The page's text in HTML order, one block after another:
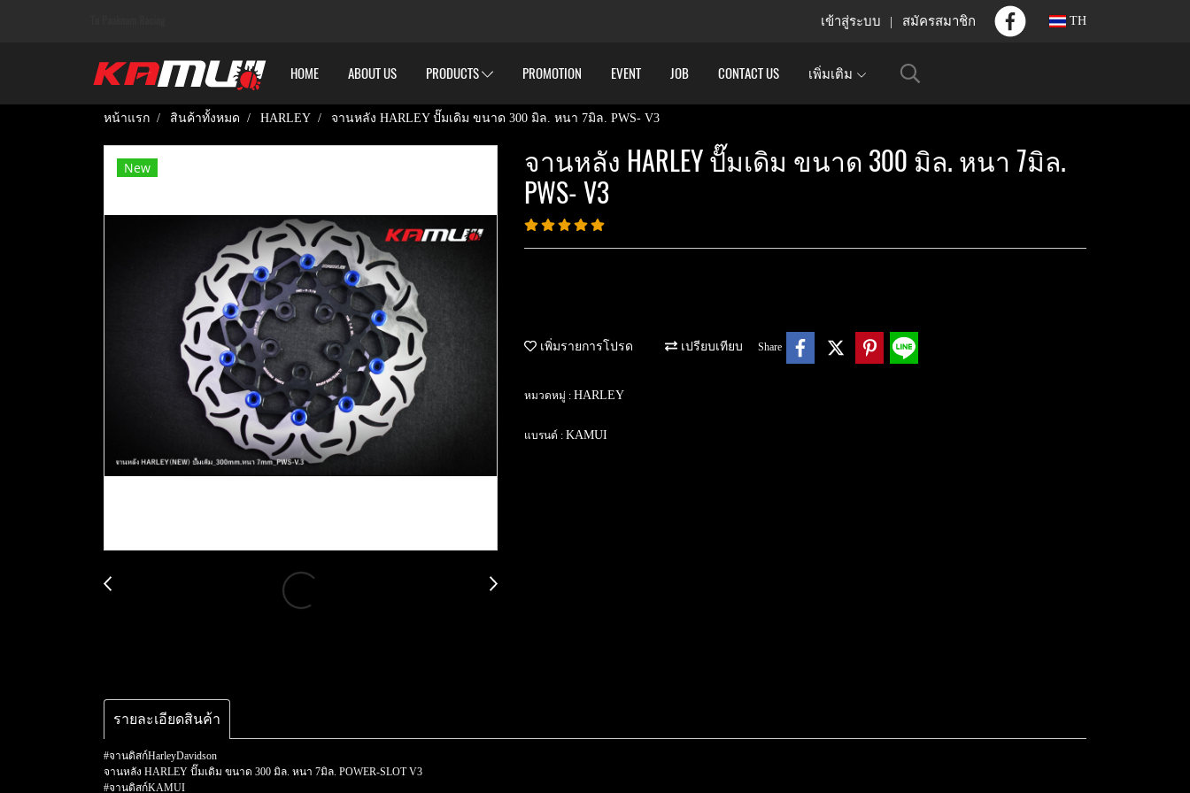
เข้าสู่ระบบ สมัครสมาชิก TH
HOME ABOUT US PRODUCTS PROMOTION EVENT JOB CONTACT US เพิ่มเติม
หน้าแรก สินค้าทั้งหมด HARLEY จานหลัง HARLEY ปั๊มเดิม ขนาด 300 มิล. หนา 7มิล. PWS- V3
New
จานหลัง HARLEY ปั๊มเดิม ขนาด 300 มิล. หนา 7มิล.
PWS- V3
เพิ่มรายการโปรด เปรียบเทียบ Share
หมวดหมู่ : HARLEY
แบรนด์ : KAMUI
รายละเอียดสินค้า
#จานดิสก์HarleyDavidson
จานหลัง HARLEY ปั๊มเดิม ขนาด 300 มิล. หนา 7มิล. POWER-SLOT V3
#จานดิสก์KAMUI